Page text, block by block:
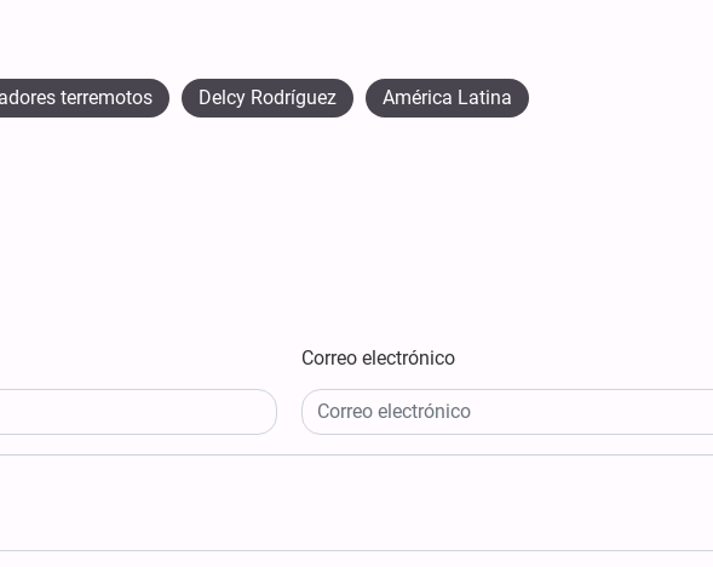
terremotos Delcy Rodríguez América Latina
Correo electrónico